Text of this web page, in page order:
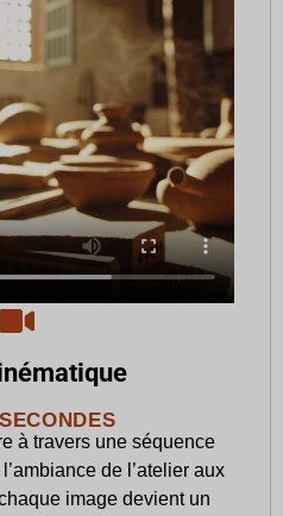
à travers une séquence
de l’atelier aux
image devient un